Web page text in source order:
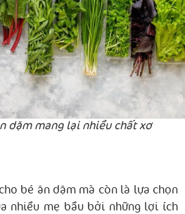
dặm mang lại nhiều chất xơ
bé ăn dặm mà còn là lựa chọn
nhiều mẹ bầu bởi những lợi ích